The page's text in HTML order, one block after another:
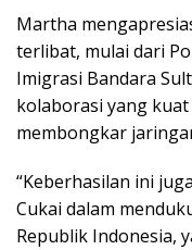
Martha
terlibat, mulai dari
Imigrasi Bandara
kolaborasi yang
membongkar
“Keberhasilan ini
Cukai dalam
Republik Indonesia,